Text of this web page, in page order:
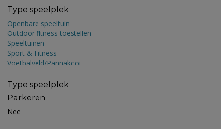
Type speelplek
Openbare speeltuin
Outdoor fitness toestellen
Speeltuinen
Sport & Fitness
Voetbalveld/Pannakooi
Type speelplek
Parkeren
Nee